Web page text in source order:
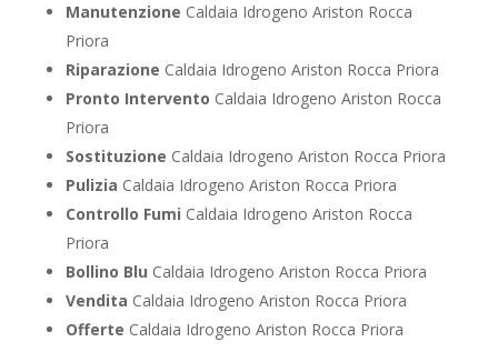
Manutenzione Caldaia Idrogeno Ariston Rocca
Priora
Riparazione Caldaia Idrogeno Ariston Rocca Priora
Pronto Intervento Caldaia Idrogeno Ariston Rocca
Priora
Sostituzione Caldaia Idrogeno Ariston Rocca Priora
Pulizia Caldaia Idrogeno Ariston Rocca Priora
Controllo Fumi Caldaia Idrogeno Ariston Rocca
Priora
Bollino Blu Caldaia Idrogeno Ariston Rocca Priora
Vendita Caldaia Idrogeno Ariston Rocca Priora
Offerte Caldaia Idrogeno Ariston Rocca Priora